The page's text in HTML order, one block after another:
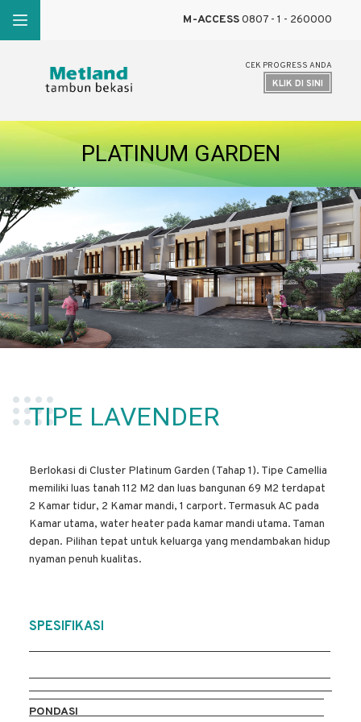
M-ACCESS0807 - 1 - 260000
CEK PROGRESS ANDA
KLIK DI SINI
PLATINUM GARDEN
TIPE LAVENDER
Berlokasi di Cluster Platinum Garden (Tahap 1). Tipe Camellia
memiliki luas tanah 112 M2 dan luas bangunan 69 M2 terdapat
2 Kamar tidur, 2 Kamar mandi, 1 carport. Termasuk AC pada
Kamar utama, water heater pada kamar mandi utama. Taman
depan. Pilihan tepat untuk keluarga yang mendambakan hidup
nyaman penuh kualitas.
SPESIFIKASI
PONDASI